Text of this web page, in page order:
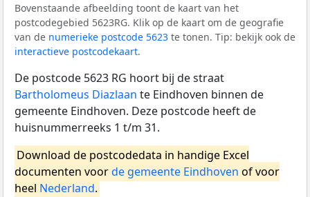
Bovenstaande afbeelding toont de kaart van het
postcodegebied 5623RG. Klik op de kaart om de geografie
van de numerieke postcode 5623 te tonen. Tip: bekijk ook de
interactieve postcodekaart.
De postcode 5623 RG hoort bij de straat
Bartholomeus Diazlaan te Eindhoven binnen de
gemeente Eindhoven. Deze postcode heeft de
huisnummerreeks 1 t/m 31.
Download de postcodedata in handige Excel
documenten voorde gemeente Eindhoven of voor
heel Nederland.